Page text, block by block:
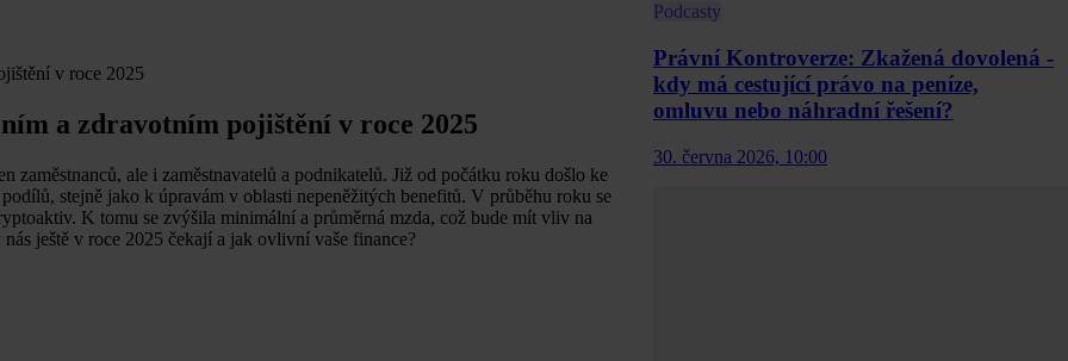
v roce 2025
a zdravotním pojištění v roce 2025
ale i zaměstnavatelů a podnikatelů. Již od počátku roku došlo ke
stejně jako k úpravám v oblasti nepeněžitých benefitů. V průběhu roku se
K tomu se zvýšila minimální a průměrná mzda, což bude mít vliv na
ještě v roce 2025 čekají a jak ovlivní vaše finance?
Podcasty
Právní Kontroverze: Zkažená dovolená -
kdy má cestující právo na peníze,
omluvu nebo náhradní řešení?
30. června 2026, 10:00